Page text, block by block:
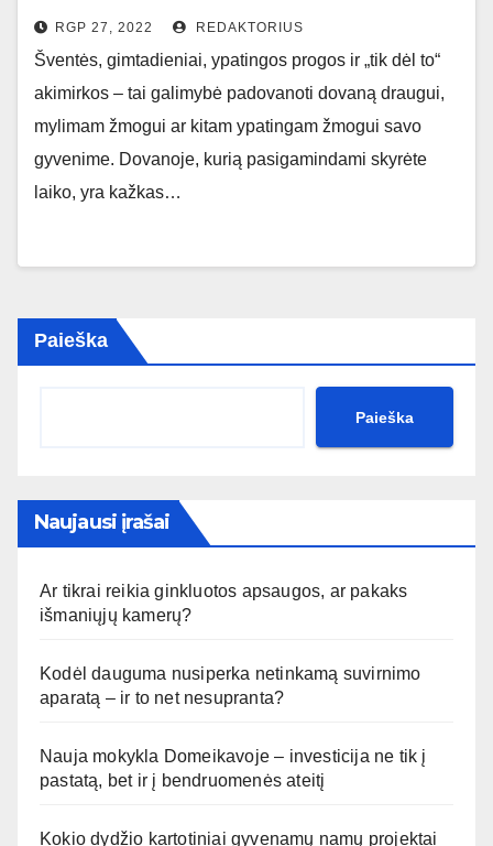
RGP 27, 2022 REDAKTORIUS
Šventės, gimtadieniai, ypatingos progos ir „tik dėl to“
akimirkos – tai galimybė padovanoti dovaną draugui,
mylimam žmogui ar kitam ypatingam žmogui savo
gyvenime. Dovanoje, kurią pasigamindami skyrėte
laiko, yra kažkas…
Paieška
Paieška
Naujausi įrašai
Ar tikrai reikia ginkluotos apsaugos, ar pakaks
išmaniųjų kamerų?
Kodėl dauguma nusiperka netinkamą suvirnimo
aparatą – ir to net nesupranta?
Nauja mokykla Domeikavoje – investicija ne tik į
pastatą, bet ir į bendruomenės ateitį
Kokio dydžio kartotiniai gyvenamų namų projektai